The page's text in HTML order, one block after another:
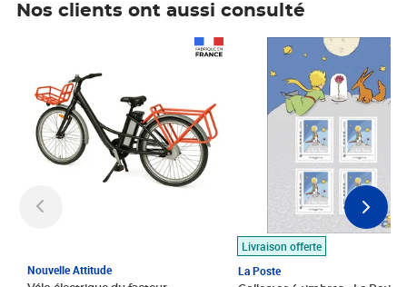
Nos clients ont aussi consulté
Nouvelle Attitude
Livraison offerte
La Poste
Prix 7,50€